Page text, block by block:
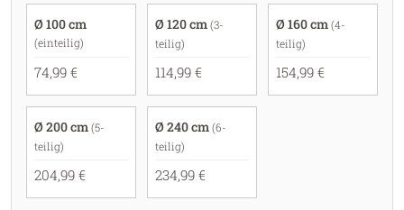
Ø 100 cm
(einteilig)
74,99 €
Ø 120 cm (3-
teilig)
114,99 €
Ø 160 cm (4-
teilig)
154,99 €
Ø 200 cm (5-
teilig)
204,99 €
Ø 240 cm (6-
teilig)
234,99 €